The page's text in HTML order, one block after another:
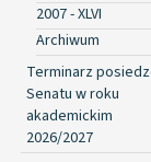
2007 - XLVI
Archiwum
Terminarz
Senatu w roku
akademickim
2026/2027